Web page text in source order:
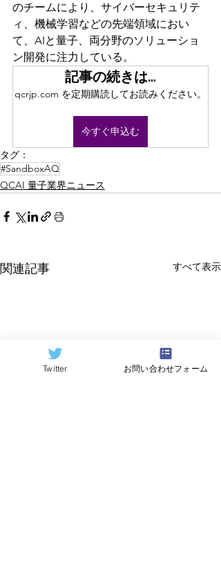
のチームにより、サイバーセキュリテ
ィ、機械学習などの先端領域におい
て、AIと量子、両分野のソリューショ
ン開発に注力している。
記事の続きは…
qcrjp.com を定期購読してお読みください。
今すぐ申込む
タグ：
#SandboxAQ
QCAI 量子業界ニュース
関連記事 すべて表示
Twitter お問い合わせフォーム